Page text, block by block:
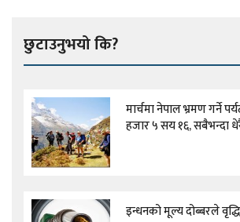
छुटाउनुभयो कि?
मार्चमा नेपाल भ्रमण गर्ने
हजार ५ सय १६, सबैभन्दा
इन्धनको मूल्य दोब्बरले वृद्धि